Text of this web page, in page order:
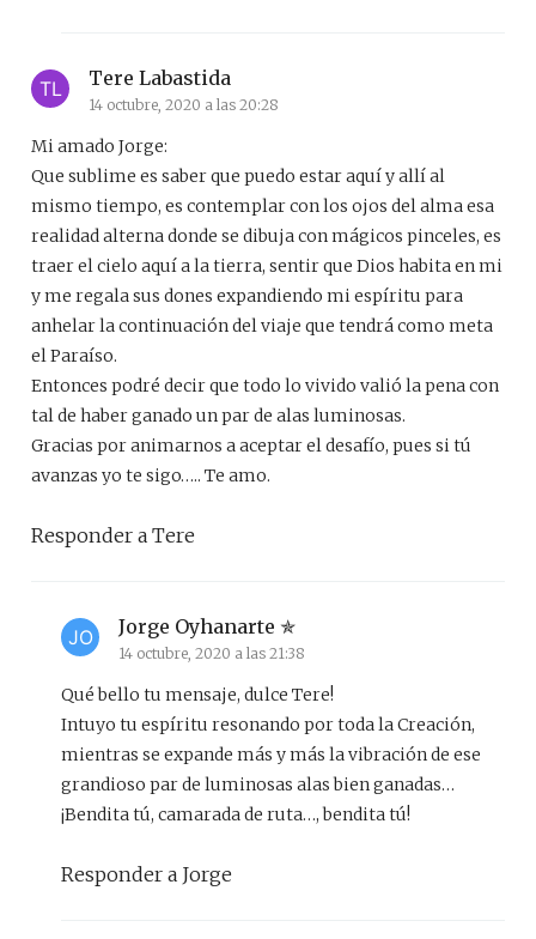
Tere Labastida
14 octubre, 2020 a las 20:28
Mi amado Jorge:
Que sublime es saber que puedo estar aquí y allí al
mismo tiempo, es contemplar con los ojos del alma esa
realidad alterna donde se dibuja con mágicos pinceles, es
traer el cielo aquí a la tierra, sentir que Dios habita en mi
y me regala sus dones expandiendo mi espíritu para
anhelar la continuación del viaje que tendrá como meta
el Paraíso.
Entonces podré decir que todo lo vivido valió la pena con
tal de haber ganado un par de alas luminosas.
Gracias por animarnos a aceptar el desafío, pues si tú
avanzas yo te sigo….. Te amo.
Responder a Tere
Jorge Oyhanarte
14 octubre, 2020 a las 21:38
Qué bello tu mensaje, dulce Tere!
Intuyo tu espíritu resonando por toda la Creación,
mientras se expande más y más la vibración de ese
grandioso par de luminosas alas bien ganadas…
¡Bendita tú, camarada de ruta…, bendita tú!
Responder a Jorge